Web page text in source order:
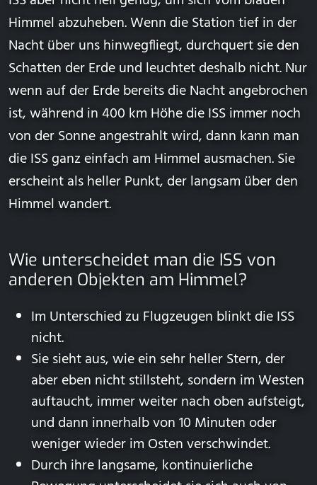
Himmel abzuheben. Wenn die Station tief in der
Nacht über uns hinwegfliegt, durchquert sie den
Schatten der Erde und leuchtet deshalb nicht. Nur
wenn auf der Erde bereits die Nacht angebrochen
ist, während in 400 km Höhe die ISS immer noch
von der Sonne angestrahlt wird, dann kann man
die ISS ganz einfach am Himmel ausmachen. Sie
erscheint als heller Punkt, der langsam über den
Himmel wandert.
Wie unterscheidet man die ISS von
anderen Objekten am Himmel?
Im Unterschied zu Flugzeugen blinkt die ISS
nicht.
Sie sieht aus, wie ein sehr heller Stern, der
aber eben nicht stillsteht, sondern im Westen
auftaucht, immer weiter nach oben aufsteigt,
und dann innerhalb von 10 Minuten oder
weniger wieder im Osten verschwindet.
Durch ihre langsame, kontinuierliche